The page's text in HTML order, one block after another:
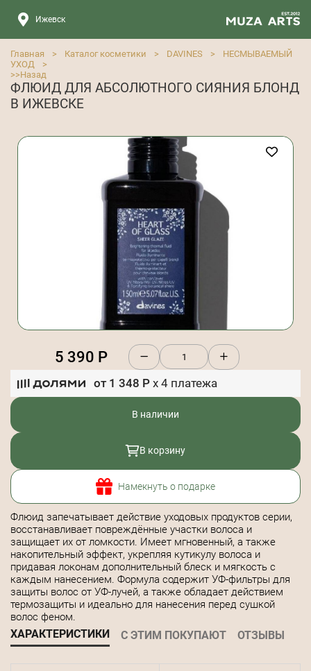
Ижевск
Главная > Каталог косметики > DAVINES >
НЕСМЫВАЕМЫЙ
УХОД
>
>>Назад
ФЛЮИД ДЛЯ АБСОЛЮТНОГО СИЯНИЯ БЛОНД
В ИЖЕВСКЕ
5 390 Р
от 1 348 Р x 4 платежа
В наличии
В корзину
Намекнуть о подарке
Флюид запечатывает действие уходовых продуктов серии,
восстанавливает повреждённые участки волоса и
защищает их от ломкости. Имеет мгновенный, а также
накопительный эффект, укрепляя кутикулу волоса и
придавая локонам дополнительный блеск и мягкость с
каждым нанесением. Формула содержит УФ-фильтры для
защиты волос от УФ-лучей, а также обладает действием
термозащиты и идеально для нанесения перед сушкой
волос феном.
ХАРАКТЕРИСТИКИ С ЭТИМ ПОКУПАЮТ ОТЗЫВЫ